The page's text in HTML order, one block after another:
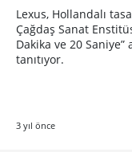
Lexus, Hollandalı
Çağdaş Sanat
Dakika ve 20 Saniye”
tanıtıyor.
3 yıl önce